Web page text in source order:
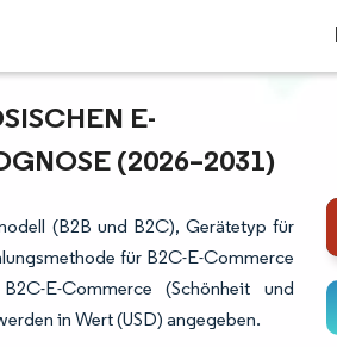
E-C
(2026–2031)
(B2B und B2C), Gerätetyp für
für B2C-E-Commerce
E-Commerce (Schönheit und
in Wert (USD) angegeben.